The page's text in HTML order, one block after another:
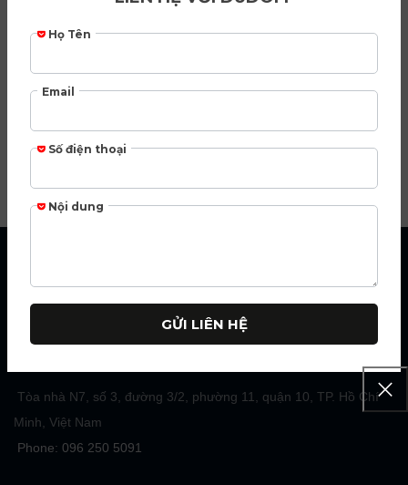
bộ lọc Franke
Vital
Khẳng định thương hiệu DUDOFF Vietnam chiếm ưu thế về
những bước tiến công nghệ mới và đột phá về thiết kế trong lĩnh
Tòa nhà N7, số 3, đường 3/2, phường 11, quận 10, TP. Hồ Chí
Minh, Việt Nam
Phone: 096 250 5091